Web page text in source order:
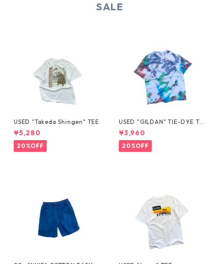
SALE
USED "Takeda Shingen" TEE
¥5,280
20%OFF
USED "GILDAN" TIE-DYE TE
E
¥3,960
20%OFF